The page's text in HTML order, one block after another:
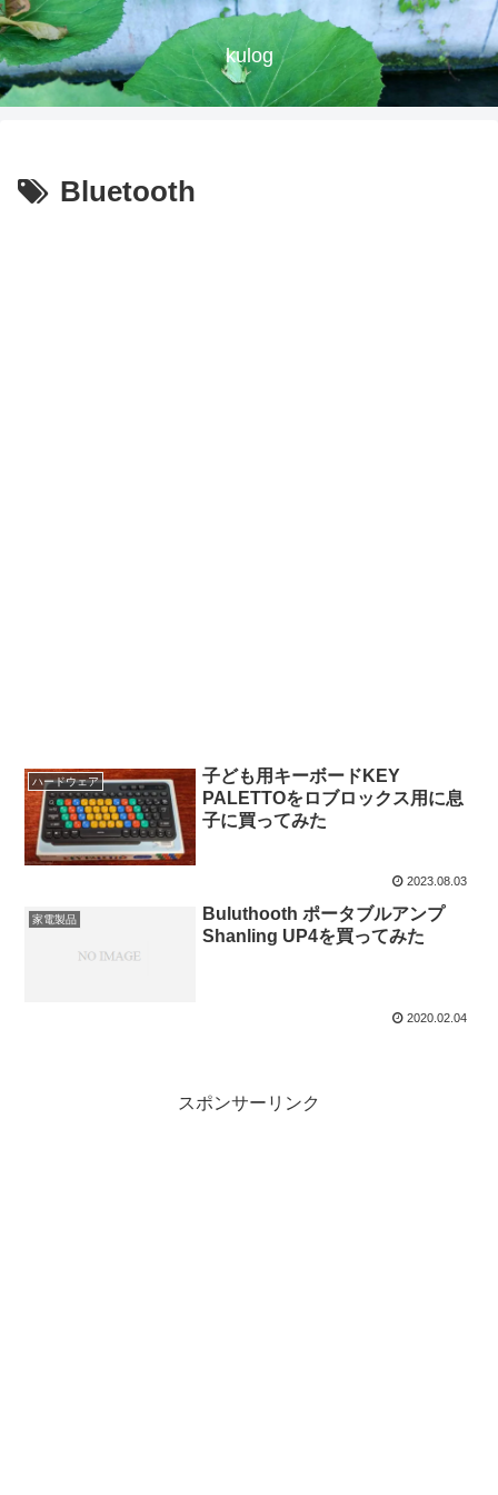
kulog
Bluetooth
ハードウェア
子ども用キーボードKEY
PALETTOをロブロックス用に息
子に買ってみた
2023.08.03
家電製品
Buluthooth ポータブルアンプ
Shanling UP4を買ってみた
2020.02.04
スポンサーリンク